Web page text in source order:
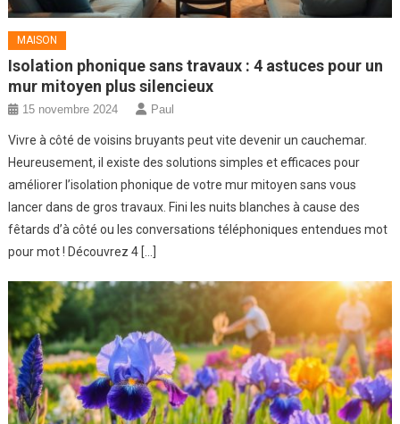
MAISON
Isolation phonique sans travaux : 4 astuces pour un
mur mitoyen plus silencieux
15 novembre 2024 Paul
Vivre à côté de voisins bruyants peut vite devenir un cauchemar.
Heureusement, il existe des solutions simples et efficaces pour
améliorer l’isolation phonique de votre mur mitoyen sans vous
lancer dans de gros travaux. Fini les nuits blanches à cause des
fêtards d’à côté ou les conversations téléphoniques entendues mot
pour mot ! Découvrez 4 […]